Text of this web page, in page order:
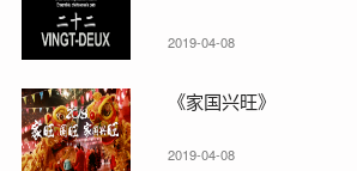
2019-04-08
《家国兴旺》
2019-04-08